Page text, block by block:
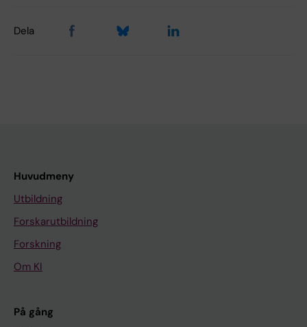
Dela
Huvudmeny
Utbildning
Forskarutbildning
Forskning
Om KI
På gång